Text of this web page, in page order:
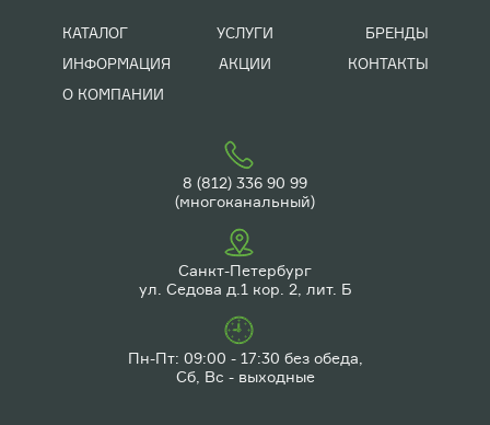
КАТАЛОГ УСЛУГИ
БРЕНДЫ
ИНФОРМАЦИЯ
АКЦИИ
КОНТАКТЫ
О КОМПАНИИ
8 (812) 336 90 99
(многоканальный)
Санкт-Петербург
ул. Седова д.1 кор. 2, лит. Б
Пн-Пт: 09:00 - 17:30 без обеда,
Сб, Вс - выходные